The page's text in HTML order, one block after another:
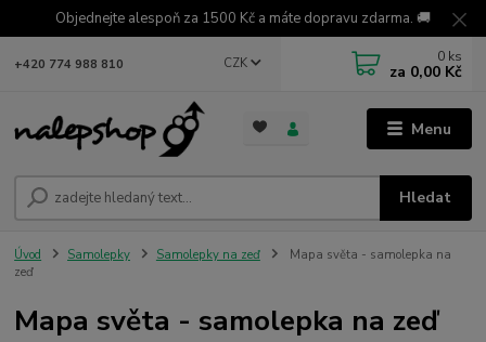
Objednejte alespoň za 1500 Kč a máte dopravu zdarma. 🚚
Menu
CZK
Hledat
+420 774 988 810 0 ks
za 0,00 Kč
Úvod Samolepky Samolepky na zeď
Mapa světa - samolepka na
zeď
Mapa světa - samolepka na zeď